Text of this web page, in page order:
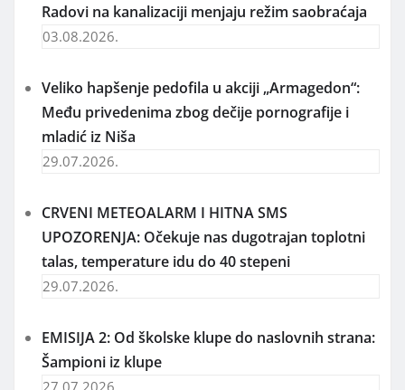
Radovi na kanalizaciji menjaju režim saobraćaja
03.08.2026.
Veliko hapšenje pedofila u akciji „Armagedon“:
Među privedenima zbog dečije pornografije i
mladić iz Niša
29.07.2026.
CRVENI METEOALARM I HITNA SMS
UPOZORENJA: Očekuje nas dugotrajan toplotni
talas, temperature idu do 40 stepeni
29.07.2026.
EMISIJA 2: Od školske klupe do naslovnih strana:
Šampioni iz klupe
27.07.2026.